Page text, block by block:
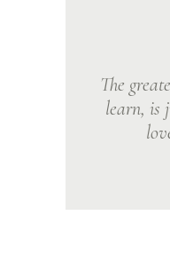
The
learn, is